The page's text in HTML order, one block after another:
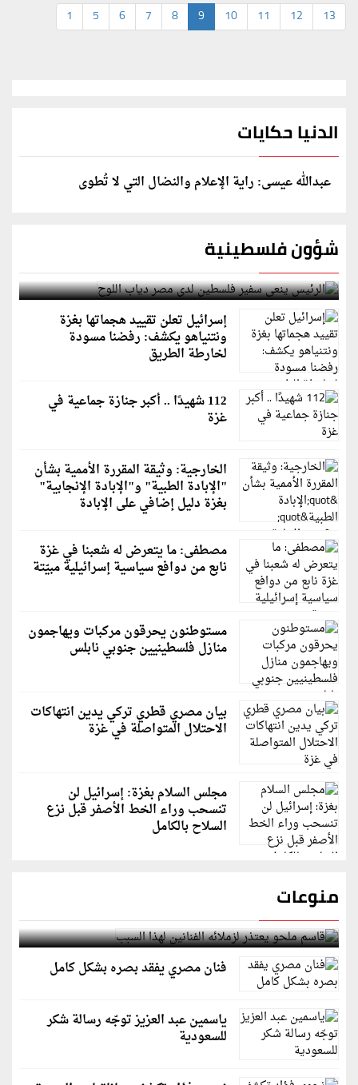
1 5 6 7 8 9 10 11 12 13
الدنيا حكايات
عبدالله عيسى: راية الإعلام والنضال التي لا تُطوى
شؤون فلسطينية
الرئيس ينعى سفير فلسطين لدى مصر دياب اللوح
إسرائيل تعلن تقييد هجماتها بغزة
ونتنياهو يكشف: رفضنا مسودة
لخارطة الطريق
112 شهيدًا .. أكبر جنازة جماعية في
غزة
الخارجية: وثيقة المقررة الأممية بشأن
"الإبادة الطبية" و"الإبادة الإنجابية"
بغزة دليل إضافي على الإبادة
مصطفى: ما يتعرض له شعبنا في غزة
نابع من دوافع سياسية إسرائيلية مبيّتة
مستوطنون يحرقون مركبات ويهاجمون
منازل فلسطينيين جنوبي نابلس
بيان مصري قطري تركي يدين انتهاكات
الاحتلال المتواصلة في غزة
مجلس السلام بغزة: إسرائيل لن
تنسحب وراء الخط الأصفر قبل نزع
السلاح بالكامل
منوعات
قاسم ملحو يعتذر لزملائه الفنانين لهذا السبب
فنان مصري يفقد بصره بشكل كامل
ياسمين عبد العزيز توجّه رسالة شكر
للسعودية